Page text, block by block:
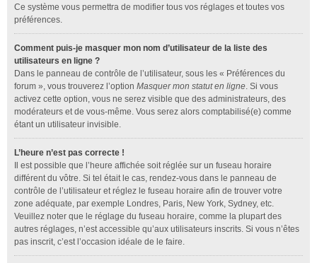
Ce système vous permettra de modifier tous vos réglages et toutes vos
préférences.
Comment puis-je masquer mon nom d’utilisateur de la liste des
utilisateurs en ligne ?
Dans le panneau de contrôle de l’utilisateur, sous les « Préférences du
forum », vous trouverez l’option Masquer mon statut en ligne. Si vous
activez cette option, vous ne serez visible que des administrateurs, des
modérateurs et de vous-même. Vous serez alors comptabilisé(e) comme
étant un utilisateur invisible.
L’heure n’est pas correcte !
Il est possible que l’heure affichée soit réglée sur un fuseau horaire
différent du vôtre. Si tel était le cas, rendez-vous dans le panneau de
contrôle de l’utilisateur et réglez le fuseau horaire afin de trouver votre
zone adéquate, par exemple Londres, Paris, New York, Sydney, etc.
Veuillez noter que le réglage du fuseau horaire, comme la plupart des
autres réglages, n’est accessible qu’aux utilisateurs inscrits. Si vous n’êtes
pas inscrit, c’est l’occasion idéale de le faire.